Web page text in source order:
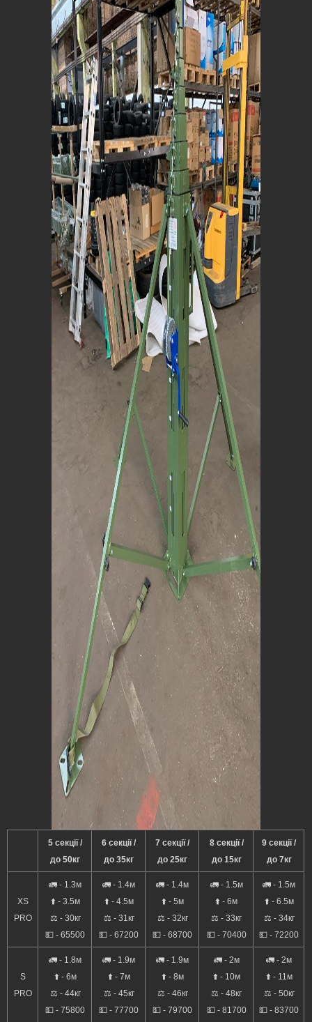
5 секції /
до 50кг
6 секції /
до 35кг
7 секції /
до 25кг
8 секції /
до 15кг
9 секції /
до 7кг
XS
PRO
🚛 - 1.3м
⬆️ - 3.5м
⚖️ - 30кг
💵 - 65500
🚛 - 1.4м
⬆️ - 4.5м
⚖️ - 31кг
💵 - 67200
🚛 - 1.4м
⬆️ - 5м
⚖️ - 32кг
💵 - 68700
🚛 - 1.5м
⬆️ - 6м
⚖️ - 33кг
💵 - 70400
🚛 - 1.5м
⬆️ - 6.5м
⚖️ - 34кг
💵 - 72200
S
PRO
🚛 - 1.8м
⬆️ - 6м
⚖️ - 44кг
💵 - 75800
🚛 - 1.9м
⬆️ - 7м
⚖️ - 45кг
💵 - 77700
🚛 - 1.9м
⬆️ - 8м
⚖️ - 46кг
💵 - 79700
🚛 - 2м
⬆️ - 10м
⚖️ - 48кг
💵 - 81700
🚛 - 2м
⬆️ - 11м
⚖️ - 50кг
💵 - 83700